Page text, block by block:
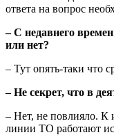
ответа на вопрос
– С недавнего
или нет?
– Тут опять-таки что
– Не секрет, что в
– Нет, не повлияло. К
линии ТО работают